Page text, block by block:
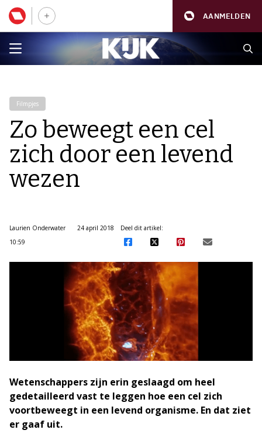
AANMELDEN
Filmpjes
Zo beweegt een cel
zich door een levend
wezen
Laurien Onderwater
24 april 2018
10:59
Deel dit artikel:
Wetenschappers zijn erin geslaagd om heel
gedetailleerd vast te leggen hoe een cel zich
voortbeweegt in een levend organisme. En dat ziet
er gaaf uit.